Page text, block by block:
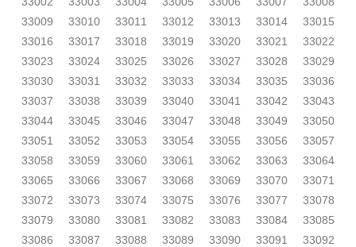
33009
33010 33011 33012 33013 33014
33015
33016
33017 33018 33019 33020 33021
33022
33023
33024 33025 33026 33027 33028
33029
33030
33031 33032 33033 33034 33035
33036
33037
33038 33039 33040 33041 33042
33043
33044
33045 33046 33047 33048 33049
33050
33051
33052 33053 33054 33055 33056
33057
33058
33059 33060 33061 33062 33063
33064
33065
33066 33067 33068 33069 33070
33071
33072
33073 33074 33075 33076 33077
33078
33079
33080 33081 33082 33083 33084
33085
33086
33087 33088 33089 33090 33091
33092